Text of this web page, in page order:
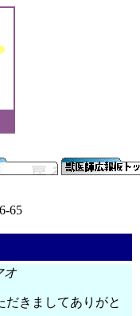
65
オ
だきましてありがと